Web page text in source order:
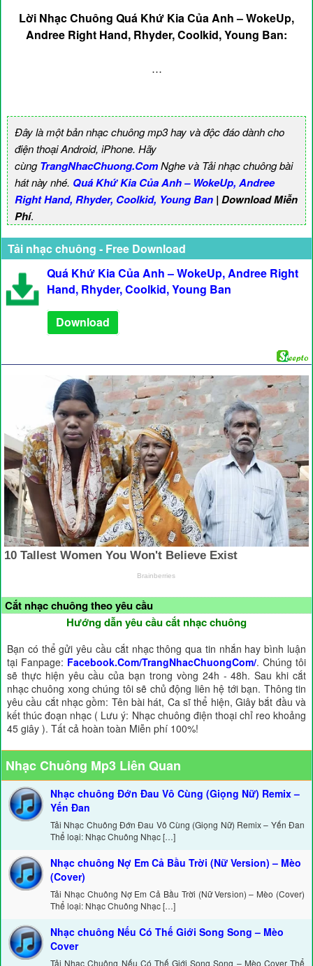
Lời Nhạc Chuông Quá Khứ Kia Của Anh – WokeUp,
Andree Right Hand, Rhyder, Coolkid, Young Ban:
…
Đây là một bản nhạc chuông mp3 hay và độc đáo dành cho
điện thoại Android, iPhone. Hãy
cùngTrangNhacChuong.ComNghe và Tải nhạc chuông bài
hát này nhé. Quá Khứ Kia Của Anh – WokeUp, Andree
Right Hand, Rhyder, Coolkid, Young Ban | Download Miễn
Phí.
Tải nhạc chuông - Free Download
Quá Khứ Kia Của Anh – WokeUp, Andree Right
Hand, Rhyder, Coolkid, Young Ban
Download
Cắt nhạc chuông theo yêu cầu
Hướng dẫn yêu cầu cắt nhạc chuông
Bạn có thể gửi yêu cầu cắt nhạc thông qua tin nhắn hay bình luận
tại Fanpage: Facebook.Com/TrangNhacChuongCom/. Chúng tôi
sẽ thực hiện yêu cầu của bạn trong vòng 24h - 48h. Sau khi cắt
nhạc chuông xong chúng tôi sẽ chủ động liên hệ tới bạn. Thông tin
yêu cầu cắt nhạc gồm: Tên bài hát, Ca sĩ thể hiện, Giây bắt đầu và
kết thúc đoạn nhạc ( Lưu ý: Nhạc chuông điện thoại chỉ reo khoảng
45 giây ). Tất cả hoàn toàn Miễn phí 100%!
Nhạc Chuông Mp3 Liên Quan
Nhạc chuông Đớn Đau Vô Cùng (Giọng Nữ) Remix –
Yến Đan
Tải Nhạc Chuông Đớn Đau Vô Cùng (Giọng Nữ) Remix – Yến Đan
Thể loại: Nhạc Chuông Nhạc […]
Nhạc chuông Nợ Em Cả Bầu Trời (Nữ Version) – Mèo
(Cover)
Tải Nhạc Chuông Nợ Em Cả Bầu Trời (Nữ Version) – Mèo (Cover)
Thể loại: Nhạc Chuông Nhạc […]
Nhạc chuông Nếu Có Thế Giới Song Song – Mèo
Cover
Tải Nhạc Chuông Nếu Có Thế Giới Song Song – Mèo Cover Thể